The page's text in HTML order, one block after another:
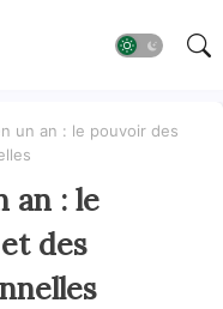
un an : le pouvoir des
an : le
des